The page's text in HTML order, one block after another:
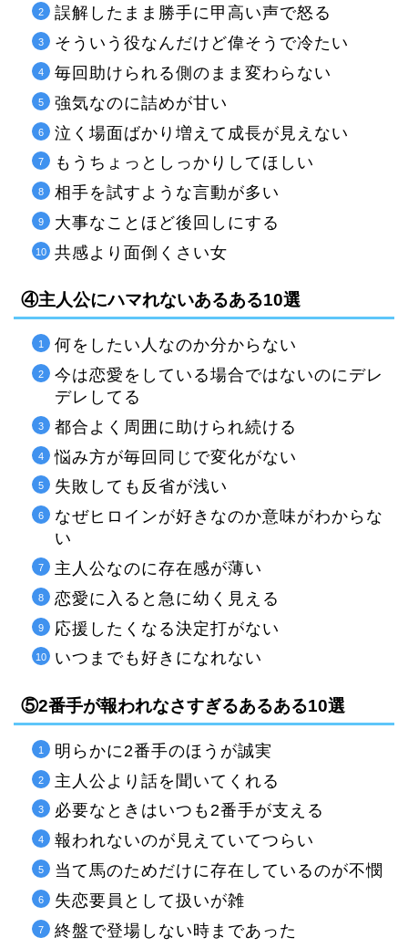
誤解したまま勝手に甲高い声で怒る
そういう役なんだけど偉そうで冷たい
毎回助けられる側のまま変わらない
強気なのに詰めが甘い
泣く場面ばかり増えて成長が見えない
もうちょっとしっかりしてほしい
相手を試すような言動が多い
大事なことほど後回しにする
共感より面倒くさい女
④主人公にハマれないあるある10選
何をしたい人なのか分からない
今は恋愛をしている場合ではないのにデレ
デレしてる
都合よく周囲に助けられ続ける
悩み方が毎回同じで変化がない
失敗しても反省が浅い
なぜヒロインが好きなのか意味がわからな
い
主人公なのに存在感が薄い
恋愛に入ると急に幼く見える
応援したくなる決定打がない
いつまでも好きになれない
⑤2番手が報われなさすぎるあるある10選
明らかに2番手のほうが誠実
主人公より話を聞いてくれる
必要なときはいつも2番手が支える
報われないのが見えていてつらい
当て馬のためだけに存在しているのが不憫
失恋要員として扱いが雑
終盤で登場しない時まであった